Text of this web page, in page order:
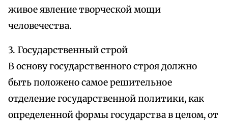
живое явление творческой мощи
человечества.
3. Государственный строй
В основу государственного строя должно
быть положено самое решительное
отделение государственной политики, как
определенной формы государства в целом, от